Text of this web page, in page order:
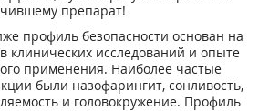
препарат!
профиль безопасности основан на
клинических исследований и опыте
применения. Наиболее частые
были назофарингит, сонливость,
и головокружение. Профиль